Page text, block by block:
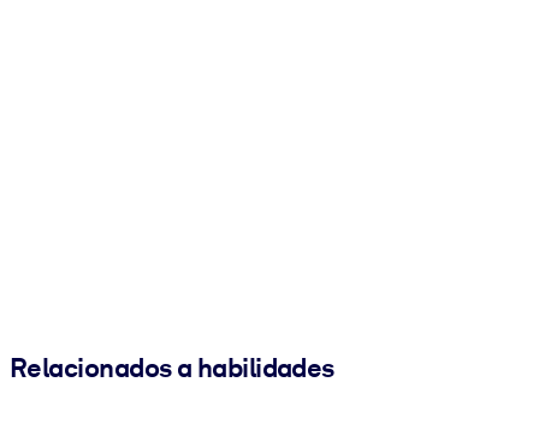
Relacionados a habilidades